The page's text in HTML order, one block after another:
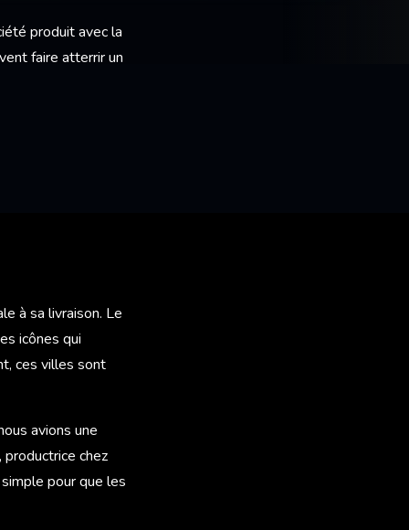
produit avec la
faire atterrir un
à sa livraison. Le
icônes qui
ces villes sont
avions une
chez
pour que les